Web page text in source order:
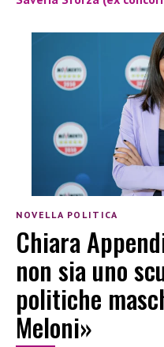
NOVELLA POLITICA
Chiara
non sia uno
politiche
Meloni»